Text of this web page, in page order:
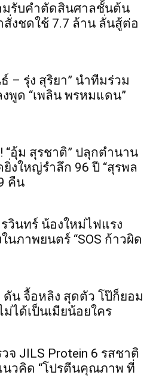
มรับคำตัดสินศาลชั้นต้น
งชดใช้ 7.7 ล้าน ลั่นสู้ต่อ
– รุ่ง สุริยา” นำทีมร่วม
พูด “เพลิน พรหมแดน”
“อุ้ม สุรชาติ” ปลุกตำนาน
งใหญ่รำลึก 96 ปี “สุรพล
คืน
วินทร์ น้องใหม่ไฟแรง
นภาพยนตร์ “SOS ก้าวผิด
น จื้อหลิง สุดตัว โป๊ก็ยอม
ได้เป็นเมียน้อยใคร
จ JILS Protein 6 รสชาติ
วคิด “โปรตีนคุณภาพ ที่